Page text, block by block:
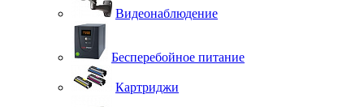
Видеонаблюдение
Бесперебойное питание
Картриджи